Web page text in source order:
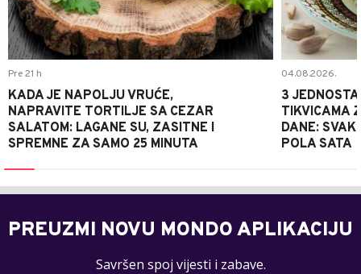
Pre 21 h
KADA JE NAPOLJU VRUĆE,
NAPRAVITE TORTILJE SA CEZAR
SALATOM: LAGANE SU, ZASITNE I
SPREMNE ZA SAMO 25 MINUTA
04.08.2026.
3
TIKVICAMA
DANE:
POLA SATA
PREUZMI NOVU MONDO APLIKACIJU
Savršen spoj vijesti i zabave.